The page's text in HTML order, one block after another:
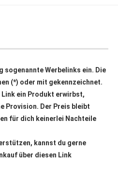
sogenannte Werbelinks ein. Die
(*) oder mit gekennzeichnet.
Link ein Produkt erwirbst,
Provision. Der Preis bleibt
für dich keinerlei Nachteile
kannst du gerne
über diesen Link